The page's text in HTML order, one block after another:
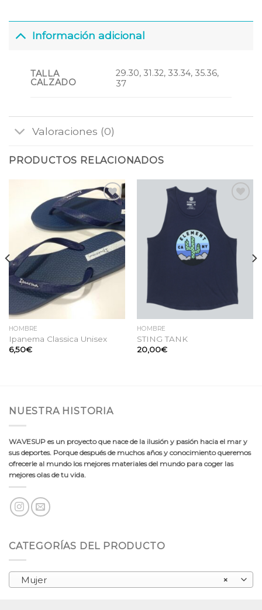
Información adicional
TALLA
CALZADO
29.30, 31.32, 33.34, 35.36,
37
Valoraciones (0)
PRODUCTOS RELACIONADOS
lista
de
deseos
HOMBRE
Ipanema Classica Unisex
6,50€
deseos
HOMBRE
STING TANK
20,00€
NUESTRA HISTORIA
WAVESUP es un proyecto que nace de la ilusión y pasión hacia el mar y
sus deportes. Porque después de muchos años y conocimiento queremos
ofrecerle al mundo los mejores materiales del mundo para coger las
mejores olas de tu vida.
CATEGORÍAS DEL PRODUCTO
×
Mujer